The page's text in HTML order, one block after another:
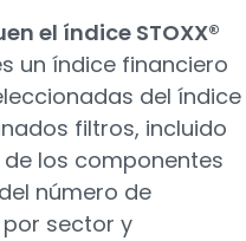
el índice STOXX®
un índice financiero
del índice
filtros, incluido
los componentes
número de
por sector y